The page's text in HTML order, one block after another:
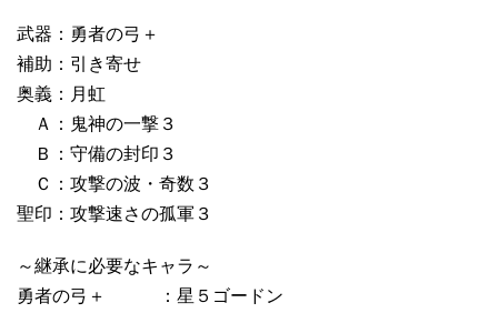
武器：勇者の弓＋
補助：引き寄せ
奥義：月虹
Ａ：鬼神の一撃３
Ｂ：守備の封印３
Ｃ：攻撃の波・奇数３
聖印：攻撃速さの孤軍３
～継承に必要なキャラ～
勇者の弓＋ ：星５ゴードン